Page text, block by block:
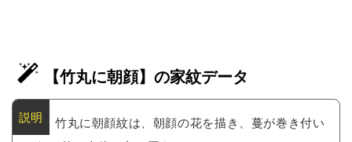
【竹丸に朝顔】の家紋データ
竹丸に朝顔紋は、朝顔の花を描き、蔓が巻き付い